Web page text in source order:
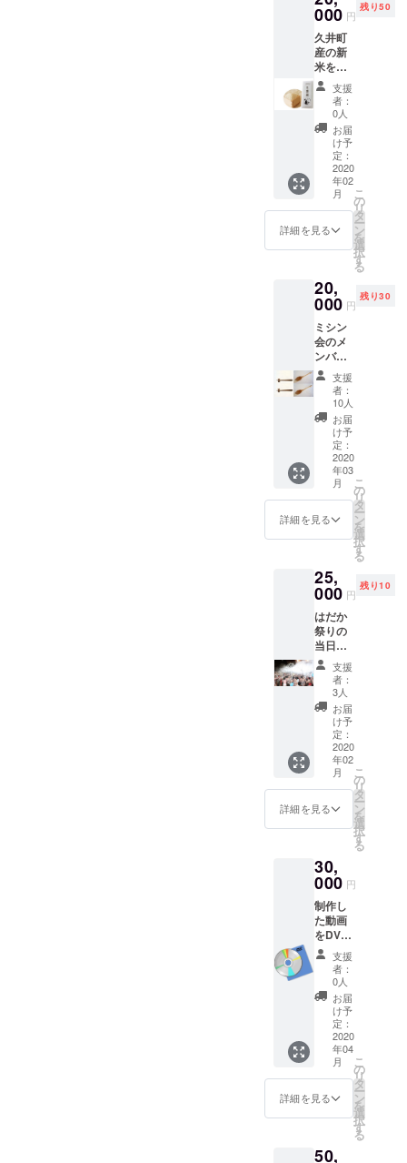
で、通
常販売
はあり
ませ
ん。
です。
実際の
物とは
異なり
ますの
で、あ
らかじ
めご了
承くだ
さい。
000 円
残り50
久井町
産の新
米をご
賞味く
ださ
い。 コ
シヒカ
リとキ
ヌヒカ
リを2kg
ずつお
送りし
ます。
*2kgの
玄米を
精米し
りしま
す。精
米した
分、重
量は少
なくな
りま
す。 *
パッ
ケージ
デザイ
ンはイ
メージ
です。
実際の
物とは
異なり
めご了
承くだ
さい。
支援
者：
0人
お届
け予
定：
2020
年02
月
詳細を見る
こ
の
リ
タ
ー
ン
を
選
択
す
る
20,
000 円
残り30
ミシン
会のメ
ンバー
である
久井町
のこだ
わり家
具屋さ
ん『サ
クラサ
ク』が
製作で
使って
いる高
級材ブ
ラック
ナット
とチェ
リーを
使用し
て手作
りしま
す。(使
用する
材木の
指定は
お任せ
くださ
い) 箸2
つ、箸
置き2
つ、木
のス
プロ
ジェク
トのた
めに作
ります
ので、
通常販
売はあ
りませ
ん。
支援
者：
10人
お届
け予
定：
2020
年03
月
詳細を見る
こ
の
リ
タ
ー
ン
を
選
択
す
る
25,
000 円
残り10
はだか
祭りの
当日に
会場に
お越し
くださ
い。出
場に必
要な足
袋とサ
ラシの
セット
をご用
意して
お待ち
してい
備考欄
にて靴
のサイ
ズをお
知らせ
いただ
けます
でしょ
うか。
参加の
手続き
やサラ
シの巻
き方、
祭り後
のお風
呂の利
最後ま
支援
者：
3人
お届
け予
定：
2020
年02
月
詳細を見る
こ
の
リ
タ
ー
ン
を
選
択
す
る
30,
000 円
制作し
た動画
をDVD
にして
お送り
しま
す。 エ
ンド
ロール
にお名
前や会
社名[サ
イズ中]
を(ご希
望があ
ればロ
で。電
支援
者：
0人
お届
け予
定：
2020
年04
月
詳細を見る
こ
の
リ
タ
ー
ン
を
選
択
す
る
50,